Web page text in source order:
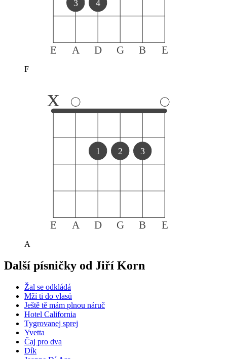
E A D G B E
3 4
F
E A D G B E
x
1 2 3
A
Další písničky od Jiří Korn
Žal se odkládá
Mží ti do vlasů
Ještě tě mám plnou náruč
Hotel California
Tygrovanej sprej
Yvetta
Čaj pro dva
Dík